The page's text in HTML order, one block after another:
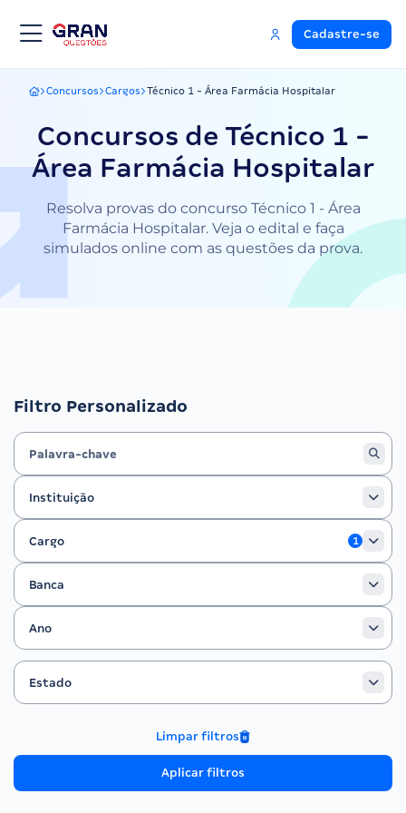
Cadastre-se
Gran Questões
Concursos Cargos Técnico 1 - Área Farmácia Hospitalar
Concursos de Técnico 1 -
Área Farmácia Hospitalar
Resolva provas do concurso Técnico 1 - Área
Farmácia Hospitalar. Veja o edital e faça
simulados online com as questões da prova.
Filtro Personalizado
Instituição
Instituição
Cargo
Cargo
1
Banca
Banca
Ano
Ano
Filtrar por Estado
Estado
Estado
Limpar filtros
Aplicar filtros